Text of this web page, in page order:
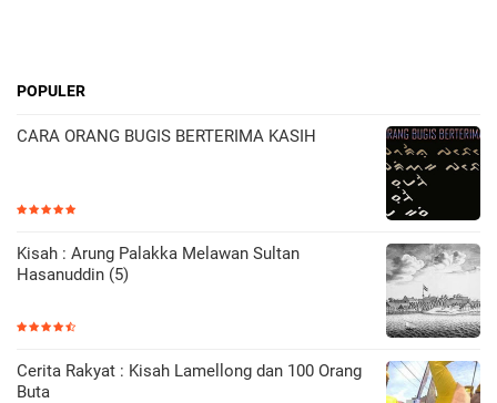
POPULER
CARA ORANG BUGIS BERTERIMA KASIH
Kisah : Arung Palakka Melawan Sultan
Hasanuddin (5)
Cerita Rakyat : Kisah Lamellong dan 100 Orang
Buta